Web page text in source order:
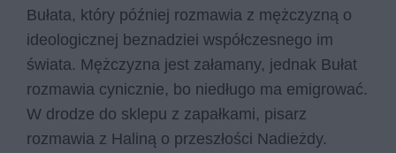
Bułata, który później rozmawia z mężczyzną o
ideologicznej beznadziei współczesnego im
świata. Mężczyzna jest załamany, jednak Bułat
rozmawia cynicznie, bo niedługo ma emigrować.
W drodze do sklepu z zapałkami, pisarz
rozmawia z Haliną o przeszłości Nadieżdy.